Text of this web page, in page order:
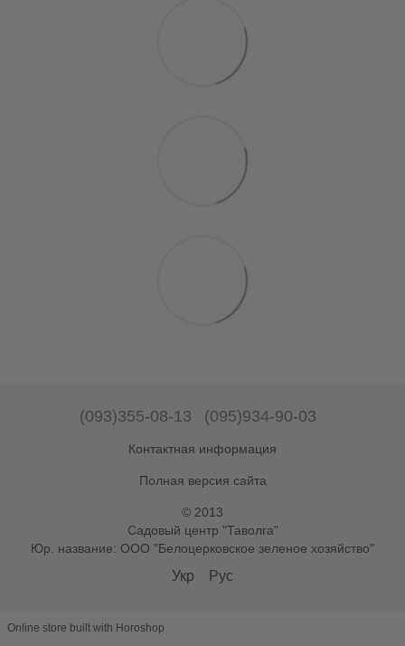
(093)355-08-13 (095)934-90-03
Контактная информация
Полная версия сайта
© 2013
Садовый центр "Таволга"
Юр. название: ООО "Белоцерковское зеленое хозяйство"
Укр Рус
Online store built with Horoshop